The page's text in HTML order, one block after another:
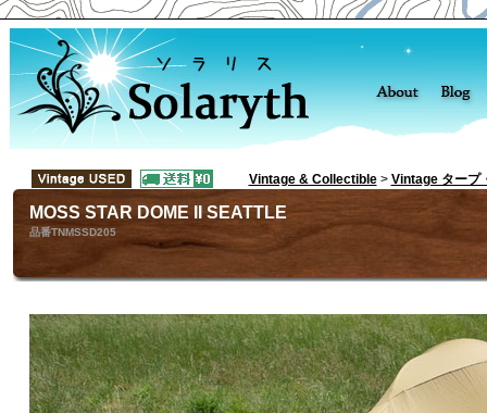
Vintage & Collectible> Vintage タープ
MOSS STAR DOME II SEATTLE
品番TNMSSD205